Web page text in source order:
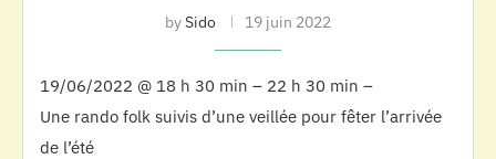
bySido 19 juin 2022
19/06/2022 @ 18 h 30 min – 22 h 30 min –
Une rando folk suivis d’une veillée pour fêter l’arrivée
de l’été